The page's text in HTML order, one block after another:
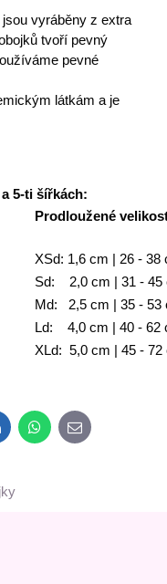
jsou vyráběny z extra
tvoří pevný
pevné
látkám a je
5-ti šířkách:
Prodloužené
XSd: 1,6 cm | 26 - 38
Sd: 2,0 cm | 31 - 45
Md: 2,5 cm | 35 - 53
Ld: 4,0 cm | 40 - 62
XLd: 5,0 cm | 45 - 72
WhatsApp
E-
mail